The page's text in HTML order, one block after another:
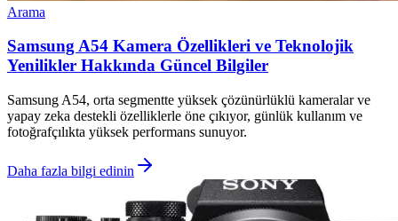
Arama
Samsung A54 Kamera Özellikleri ve Teknolojik
Yenilikler Hakkında Güncel Bilgiler
Samsung A54, orta segmentte yüksek çözünürlüklü kameralar ve
yapay zeka destekli özelliklerle öne çıkıyor, günlük kullanım ve
fotoğrafçılıkta yüksek performans sunuyor.
Daha fazla bilgi edinin